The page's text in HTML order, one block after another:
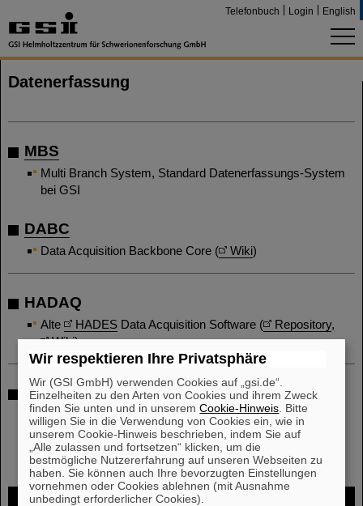
Telefonbuch Login English
FAIR
Datenerfassung
MBS
Multi Branch System, Standard Datenerfassungs-System
bei GSI
DABC
Data Acquisition Backbone Core ( Wiki)
HADAQ
Alte HADES Data Acquisition Software ( Repository,
Wiki)
Developer WIKI
DAQ Developer WIKI(eingeschränkter Zugang)
Wir respektieren Ihre Privatsphäre
Wir (GSI GmbH) verwenden Cookies auf „gsi.de“.
Einzelheiten zu den Arten von Cookies und ihrem Zweck
finden Sie unten und in unseremCookie-Hinweis . Bitte
willigen Sie in die Verwendung von Cookies ein, wie in
unserem Cookie-Hinweis beschrieben, indem Sie auf
„Alle zulassen und fortsetzen“ klicken, um die
bestmögliche Nutzererfahrung auf unseren Webseiten zu
haben. Sie können auch Ihre bevorzugten Einstellungen
vornehmen oder Cookies ablehnen (mit Ausnahme
unbedingt erforderlicher Cookies).